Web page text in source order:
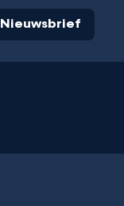
Nieuwsbrief